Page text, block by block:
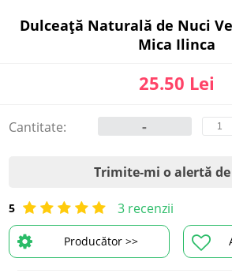
5 3 recenzii
Producător >>
Dulceață Naturală de Nuci
Mica Ilinca
25.50 Lei
Cantitate: -
Trimite-mi o alertă